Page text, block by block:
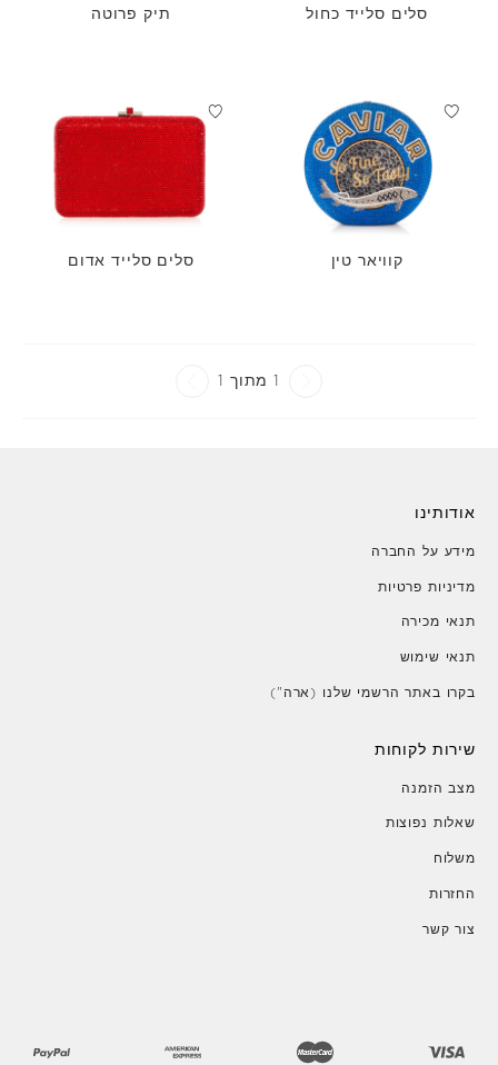
סלים סלייד כחול תיק פרוטה
קוויאר טין סלים סלייד אדום
1 מתוך 1
אודותינו
מידע על החברה
מדיניות פרטיות
תנאי מכירה
תנאי שימוש
בקרו באתר הרשמי שלנו (ארה")
שירות לקוחות
מצב הזמנה
שאלות נפוצות
משלוח
החזרות
צור קשר